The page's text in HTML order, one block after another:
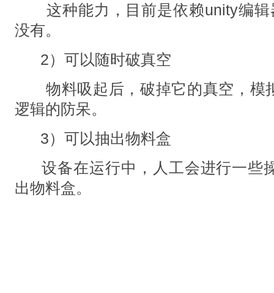
这种能力，目前是依赖unity编
没有。
2）可以随时破真空
物料吸起后，破掉它的真空，模
逻辑的防呆。
3）可以抽出物料盒
设备在运行中，人工会进行一些
出物料盒。